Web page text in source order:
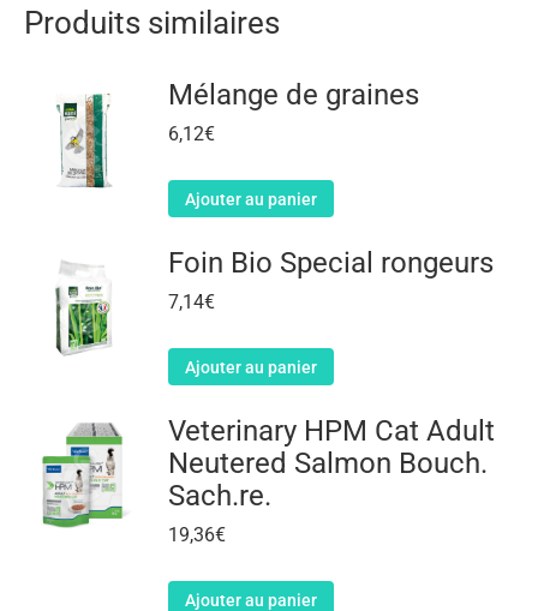
Produits similaires
Mélange de graines
6,12€
Ajouter au panier
Foin Bio Special rongeurs
7,14€
Ajouter au panier
Veterinary HPM Cat Adult
Neutered Salmon Bouch.
Sach.re.
19,36€
Ajouter au panier